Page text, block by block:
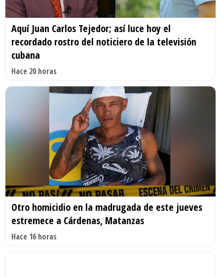
Aquí Juan Carlos Tejedor; así luce hoy el
recordado rostro del noticiero de la televisión
cubana
Hace 20 horas
Otro homicidio en la madrugada de este jueves
estremece a Cárdenas, Matanzas
Hace 16 horas